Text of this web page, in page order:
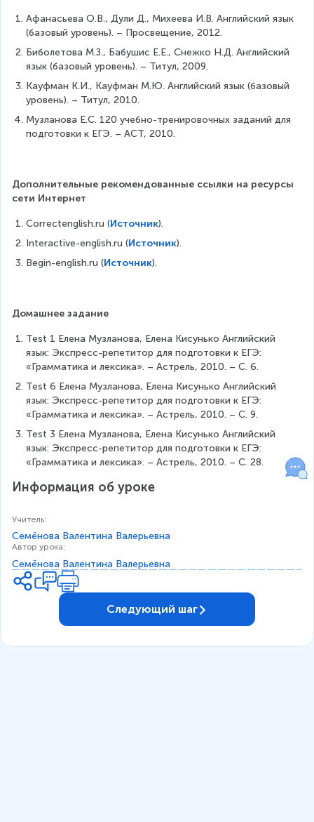
Афанасьева О.В., Дули Д., Михеева И.В. Английский язык
(базовый уровень). – Просвещение, 2012.
Биболетова М.З., Бабушис Е.Е., Снежко Н.Д. Английский
язык (базовый уровень). – Титул, 2009.
Кауфман К.И., Кауфман М.Ю. Английский язык (базовый
уровень). – Титул, 2010.
Музланова Е.С. 120 учебно-тренировочных заданий для
подготовки к ЕГЭ. – АСТ, 2010.
Дополнительные рекомендованные ссылки на ресурсы
сети Интернет
Correctenglish.ru (Источник).
Interactive-english.ru (Источник).
Begin-english.ru (Источник).
Домашнее задание
Test 1 Елена Музланова, Елена Кисунько Английский
язык: Экспресс-репетитор для подготовки к ЕГЭ:
«Грамматика и лексика». – Астрель, 2010. – С. 6.
Test 6 Елена Музланова, Елена Кисунько Английский
язык: Экспресс-репетитор для подготовки к ЕГЭ:
«Грамматика и лексика». – Астрель, 2010. – С. 9.
Test 3 Елена Музланова, Елена Кисунько Английский
язык: Экспресс-репетитор для подготовки к ЕГЭ:
«Грамматика и лексика». – Астрель, 2010. – С. 28.
Информация об уроке
Учитель:
Семёнова Валентина Валерьевна
Автор урока:
Семёнова Валентина Валерьевна
Следующий шаг